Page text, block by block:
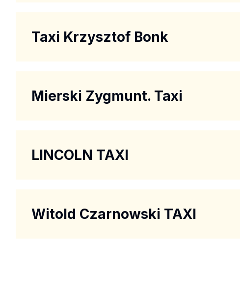
Taxi Krzysztof Bonk
Mierski Zygmunt. Taxi
LINCOLN TAXI
Witold Czarnowski TAXI